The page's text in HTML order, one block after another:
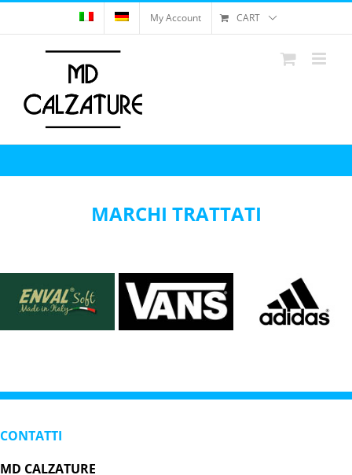
My Account CART
MARCHI TRATTATI
CONTATTI
MD CALZATURE